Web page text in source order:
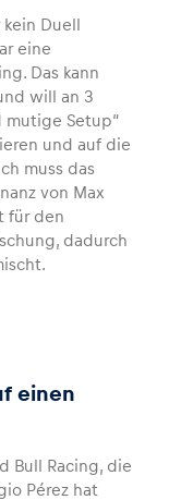
kein Duell
eine
Das kann
will an 3
mutige Setup“
und auf die
muss das
von Max
für den
dadurch
einen
Bull Racing, die
Pérez hat